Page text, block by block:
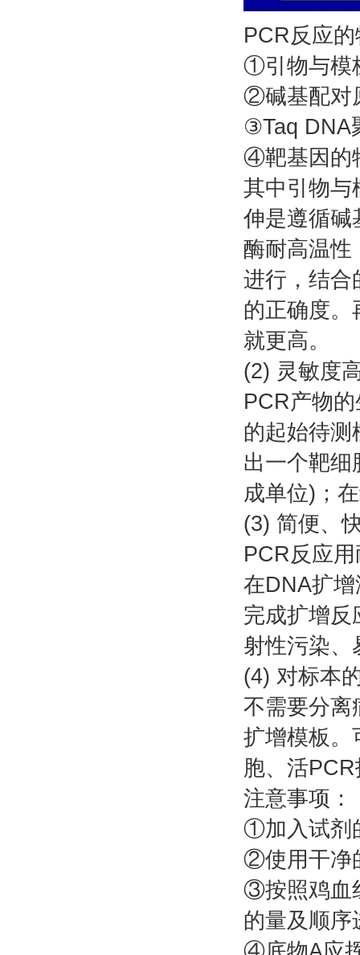
PCR反应
①引物与模
②碱基配对
③Taq DNA
④靶基因的
其中引物与
伸是遵循碱
酶耐高温性
进行，结合
的正确度。
就更高。
(2) 灵敏度
PCR产物
的起始待测
出一个靶细
成单位)；
(3) 简便、
PCR反应
在DNA扩
完成扩增反
射性污染、
(4) 对标本
不需要分离
扩增模板。
胞、活
注意事项：
①加入试剂
②使用干净
③按照鸡血
的量及顺序